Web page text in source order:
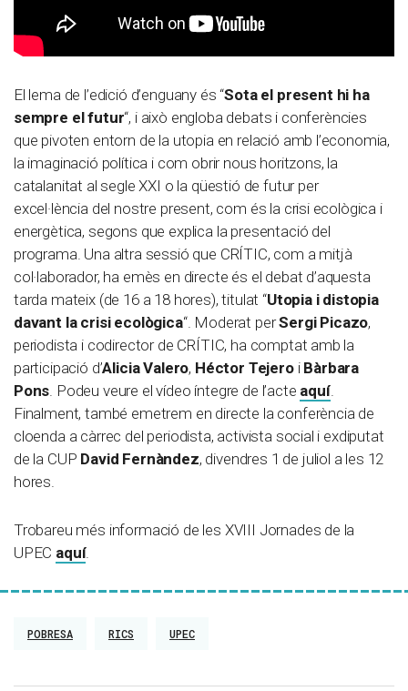
El lema de l’edició d’enguany és “Sota el present hi ha
sempre el futur“, i això engloba debats i conferències
que pivoten entorn de la utopia en relació amb l’economia,
la imaginació política i com obrir nous horitzons, la
catalanitat al segle XXI o la qüestió de futur per
excel·lència del nostre present, com és la crisi ecològica i
energètica, segons que explica la presentació del
programa. Una altra sessió que CRÍTIC, com a mitjà
col·laborador, ha emès en directe és el debat d’aquesta
tarda mateix (de 16 a 18 hores), titulat “Utopia i distopia
davant la crisi ecològica“. Moderat perSergi Picazo,
periodista i codirector de CRÍTIC, ha comptat amb la
participació d’Alicia Valero, Héctor Tejeroi Bàrbara
Pons. Podeu veure el vídeo íntegre de l’acte aquí.
Finalment, també emetrem en directe la conferència de
cloenda a càrrec del periodista, activista social i exdiputat
de la CUP David Fernàndez, divendres 1 de juliol a les 12
hores.
Trobareu més informació de les XVIII Jornades de la
UPEC aquí.
POBRESA RICS UPEC